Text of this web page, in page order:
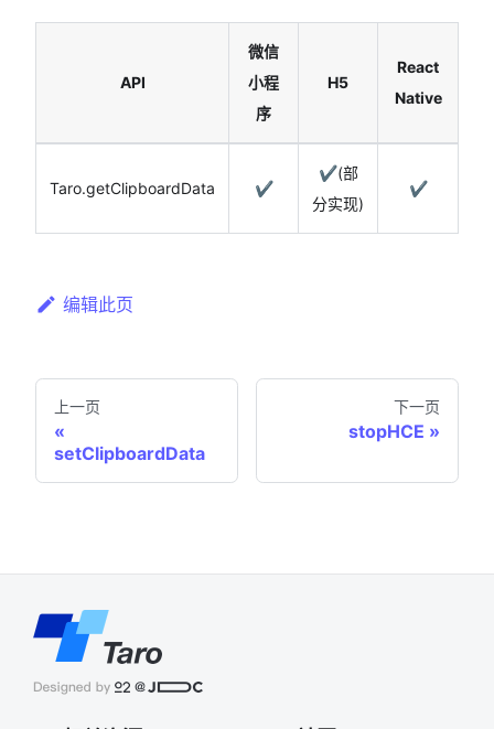
API
微信
小程
序
H5
React
Native
Taro.getClipboardData ✔️
✔️(部
分实现)
✔️
编辑此页
上一页
setClipboardData
下一页
stopHCE